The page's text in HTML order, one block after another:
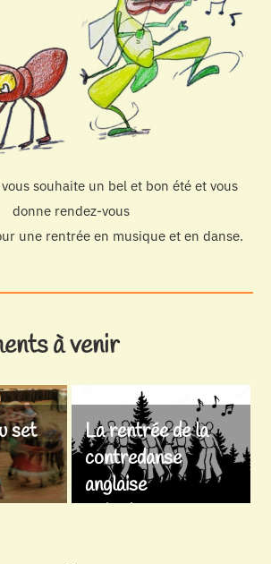
souhaite un bel et bon été et vous
donne rendez-vous
une rentrée en musique et en danse.
à venir
set
La rentrée de la
contredanse
anglaise
28/09/2026